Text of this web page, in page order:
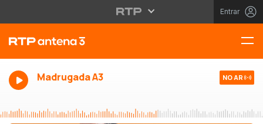
Entrar
Madrugada A3 NO AR